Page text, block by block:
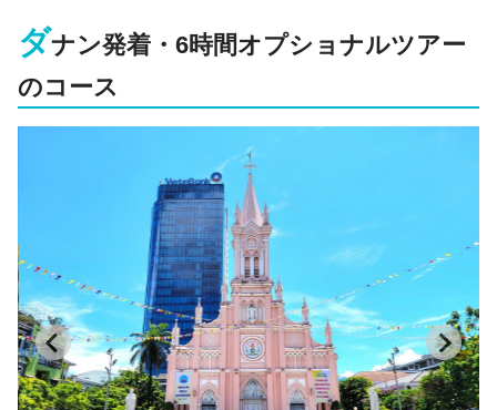
ダナン発着・6時間オプショナルツアー
のコース